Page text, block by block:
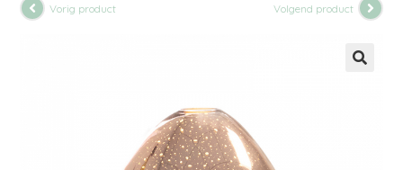
Vorig product Volgend product